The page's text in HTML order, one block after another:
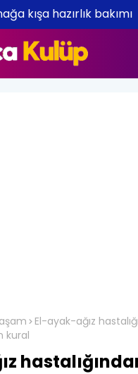
kışa hazırlık bakımı
El-ayak-ağız
kural